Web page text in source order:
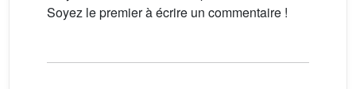
Soyez le premier à écrire un commentaire !